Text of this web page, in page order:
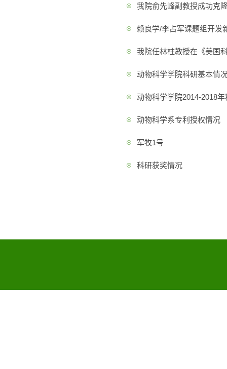
我院俞先峰副教授成功克
赖良学/李占军课题组开发
我院任林柱教授在《美国
动物科学学院科研基本情
动物科学学院2014-2018
动物科学系专利授权情况
军牧1号
科研获奖情况